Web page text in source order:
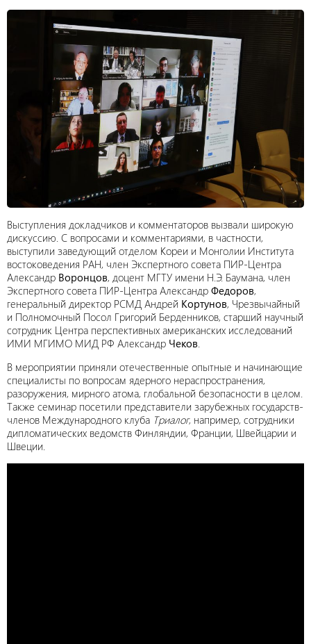
Выступления докладчиков и комментаторов вызвали широкую
дискуссию. С вопросами и комментариями, в частности,
выступили заведующий отделом Кореи и Монголии Института
востоковедения РАН, член Экспертного совета ПИР-Центра
Александр Воронцов, доцент МГТУ имени Н.Э. Баумана, член
Экспертного совета ПИР-Центра Александр Федоров,
генеральный директор РСМД Андрей Кортунов, Чрезвычайный
и Полномочный Посол Григорий Берденников, старший научный
сотрудник Центра перспективных американских исследований
ИМИ МГИМО МИД РФ Александр Чеков
В мероприятии приняли отечественные опытные и начинающие
специалисты по вопросам ядерного нераспространения,
разоружения, мирного атома, глобальной безопасности в целом.
Также семинар посетили представители зарубежных государств-
членов Международного клуба Триалог, например, сотрудники
дипломатических ведомств Финляндии, Франции, Швейцарии и
Швеции.